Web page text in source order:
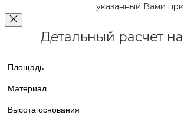
указанный Вами при
Детальный расчет
Площадь
Материал
Высота основания